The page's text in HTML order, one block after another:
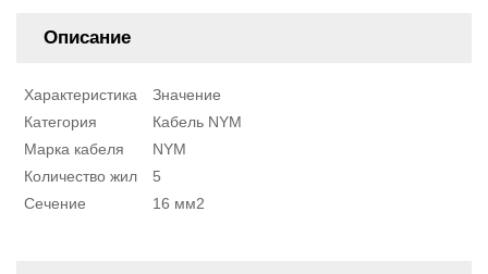
Описание
Характеристика
Значение
Категория
Кабель NYM
Марка кабеля
NYM
Количество жил
5
Сечение
16 мм2